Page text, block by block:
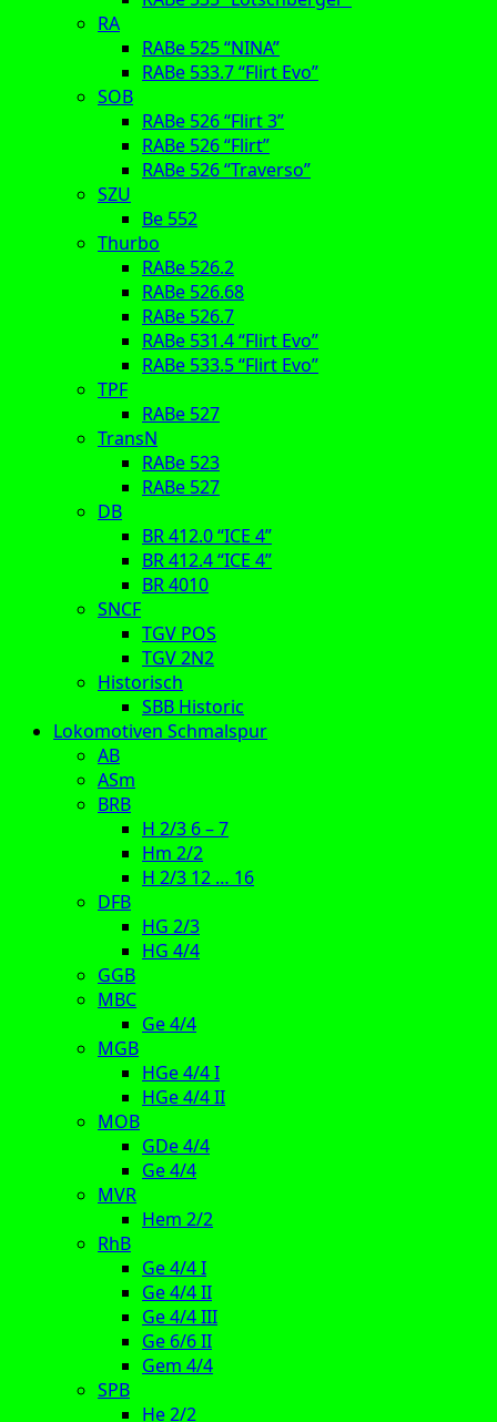
RA
RABe 525 “NINA”
RABe 533.7 “Flirt Evo”
SOB
RABe 526 “Flirt 3”
RABe 526 “Flirt”
RABe 526 “Traverso”
SZU
Be 552
Thurbo
RABe 526.2
RABe 526.68
RABe 526.7
RABe 531.4 “Flirt Evo”
RABe 533.5 “Flirt Evo”
TPF
RABe 527
TransN
RABe 523
RABe 527
DB
BR 412.0 “ICE 4”
BR 412.4 “ICE 4”
BR 4010
SNCF
TGV POS
TGV 2N2
Historisch
SBB Historic
Lokomotiven Schmalspur
AB
ASm
BRB
H 2/3 6 – 7
Hm 2/2
H 2/3 12 … 16
DFB
HG 2/3
HG 4/4
GGB
MBC
Ge 4/4
MGB
HGe 4/4 I
HGe 4/4 II
MOB
GDe 4/4
Ge 4/4
MVR
Hem 2/2
RhB
Ge 4/4 I
Ge 4/4 II
Ge 4/4 III
Ge 6/6 II
Gem 4/4
SPB
He 2/2